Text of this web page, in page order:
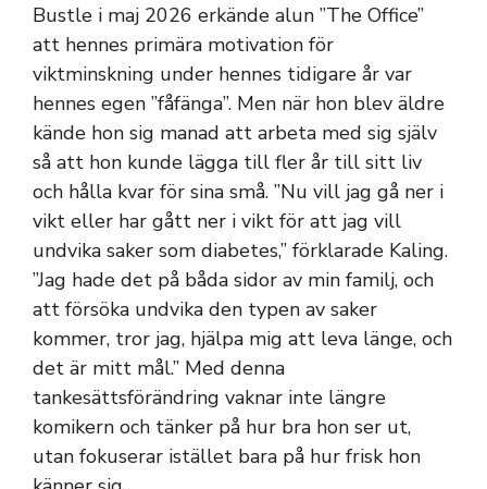
Bustle i maj 2026 erkände alun ”The Office”
att hennes primära motivation för
viktminskning under hennes tidigare år var
hennes egen ”fåfänga”. Men när hon blev äldre
kände hon sig manad att arbeta med sig själv
så att hon kunde lägga till fler år till sitt liv
och hålla kvar för sina små. ”Nu vill jag gå ner i
vikt eller har gått ner i vikt för att jag vill
undvika saker som diabetes,” förklarade Kaling.
”Jag hade det på båda sidor av min familj, och
att försöka undvika den typen av saker
kommer, tror jag, hjälpa mig att leva länge, och
det är mitt mål.” Med denna
tankesättsförändring vaknar inte längre
komikern och tänker på hur bra hon ser ut,
utan fokuserar istället bara på hur frisk hon